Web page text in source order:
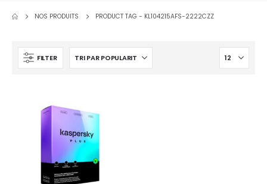
NOS PRODUITS PRODUCT TAG - KL104215AFS-2222CZZ
FILTER